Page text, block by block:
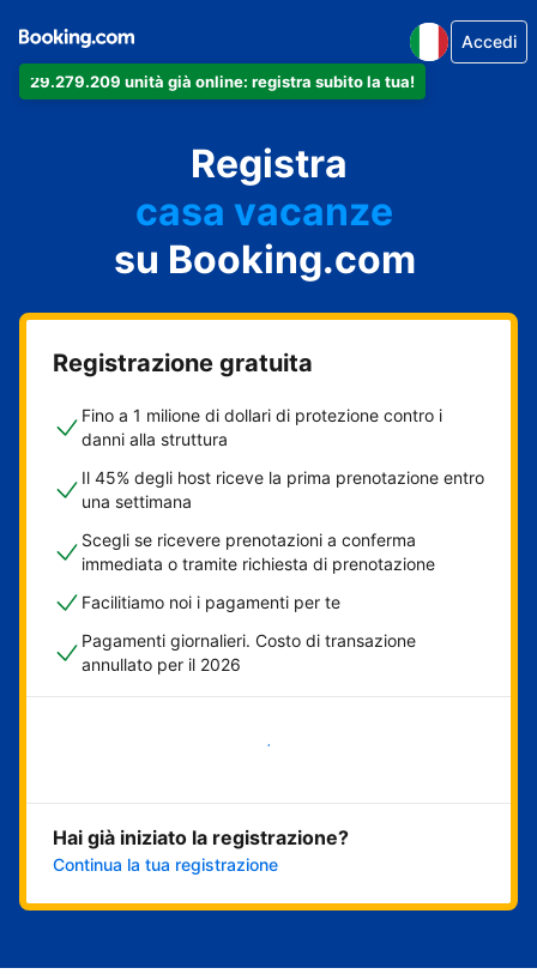
29.279.209 unità già online: registra subito la tua!
Accedi
Registra
il tuo appartamento
il tuo hotel
casa vacanze
la tua guest house
il tuo B&B
su Booking.com
Registrazione gratuita
Fino a 1 milione di dollari di protezione contro i
danni alla struttura
Il 45% degli host riceve la prima prenotazione entro
una settimana
Scegli se ricevere prenotazioni a conferma
immediata o tramite richiesta di prenotazione
Facilitiamo noi i pagamenti per te
Pagamenti giornalieri. Costo di transazione
annullato per il 2026
Inizia ora
Hai già iniziato la registrazione?
Continua la tua registrazione